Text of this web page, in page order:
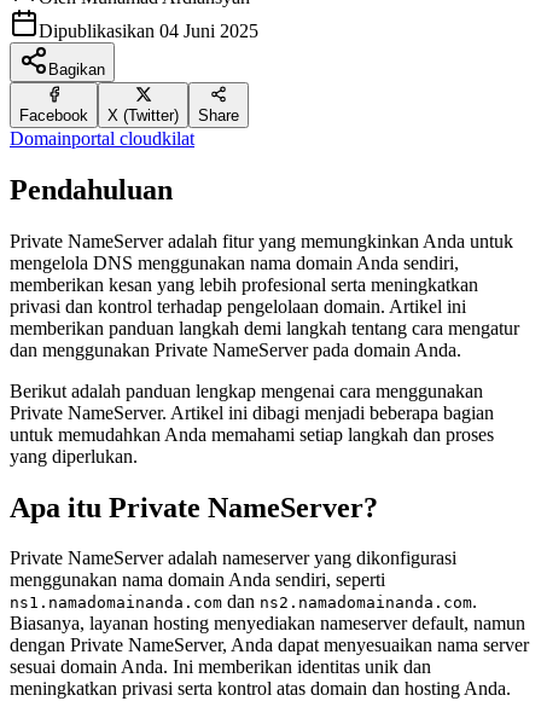
Dipublikasikan 04 Juni 2025
Bagikan
Facebook X (Twitter) Share
Domainportal cloudkilat
Pendahuluan
Private NameServer adalah fitur yang memungkinkan Anda untuk
mengelola DNS menggunakan nama domain Anda sendiri,
memberikan kesan yang lebih profesional serta meningkatkan
privasi dan kontrol terhadap pengelolaan domain. Artikel ini
memberikan panduan langkah demi langkah tentang cara mengatur
dan menggunakan Private NameServer pada domain Anda.
Berikut adalah panduan lengkap mengenai cara menggunakan
Private NameServer. Artikel ini dibagi menjadi beberapa bagian
untuk memudahkan Anda memahami setiap langkah dan proses
yang diperlukan.
Apa itu Private NameServer?
Private NameServer adalah nameserver yang dikonfigurasi
menggunakan nama domain Anda sendiri, seperti
ns1.namadomainanda.com dan ns2.namadomainanda.com.
Biasanya, layanan hosting menyediakan nameserver default, namun
dengan Private NameServer, Anda dapat menyesuaikan nama server
sesuai domain Anda. Ini memberikan identitas unik dan
meningkatkan privasi serta kontrol atas domain dan hosting Anda.